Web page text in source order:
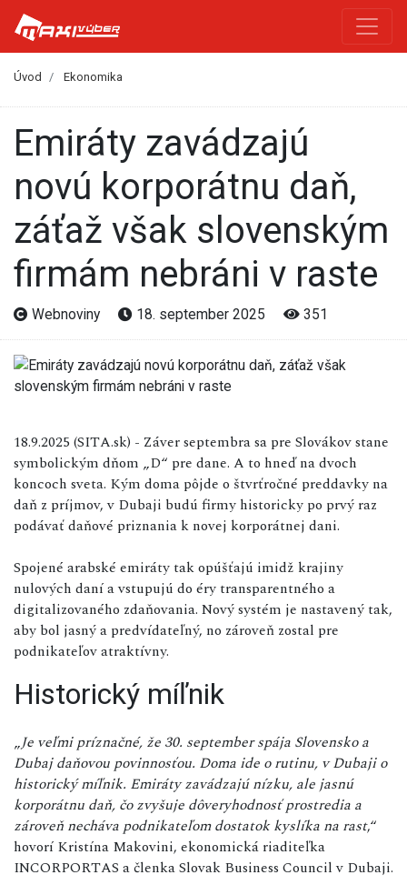
Úvod Ekonomika
Emiráty zavádzajú
novú korporátnu daň,
záťaž však slovenským
firmám nebráni v raste
Webnoviny 18. september 2025 351
18.9.2025 (SITA.sk) - Záver septembra sa pre Slovákov stane
symbolickým dňom „D“ pre dane. A to hneď na dvoch
koncoch sveta. Kým doma pôjde o štvrťročné preddavky na
daň z príjmov, v Dubaji budú firmy historicky po prvý raz
podávať daňové priznania k novej korporátnej dani.
Spojené arabské emiráty tak opúšťajú imidž krajiny
nulových daní a vstupujú do éry transparentného a
digitalizovaného zdaňovania. Nový systém je nastavený tak,
aby bol jasný a predvídateľný, no zároveň zostal pre
podnikateľov atraktívny.
Historický míľnik
„Je veľmi príznačné, že 30. september spája Slovensko a
Dubaj daňovou povinnosťou. Doma ide o rutinu, v Dubaji o
historický míľnik. Emiráty zavádzajú nízku, ale jasnú
korporátnu daň, čo zvyšuje dôveryhodnosť prostredia a
zároveň necháva podnikateľom dostatok kyslíka na rast,“
hovorí Kristína Makovini, ekonomická riaditeľka
INCORPORTAS a členka Slovak Business Council v Dubaji.